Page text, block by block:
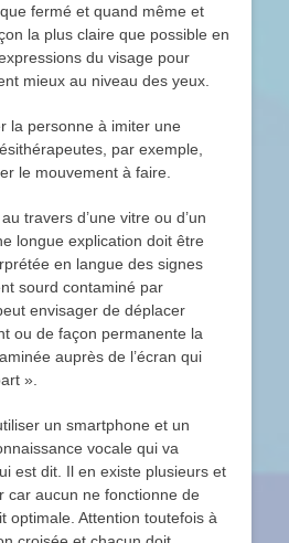
fermé et quand même et
la plus claire que possible en
du visage pour
mieux au niveau des yeux.
la personne à imiter une
par exemple,
le mouvement à faire.
travers d’une vitre ou d’un
longue explication doit être
en langue des signes
sourd contaminé par
envisager de déplacer
ou de façon permanente la
auprès de l’écran qui
».
un smartphone et un
vocale qui va
est dit. Il en existe plusieurs et
car aucun ne fonctionne de
optimale. Attention toutefois à